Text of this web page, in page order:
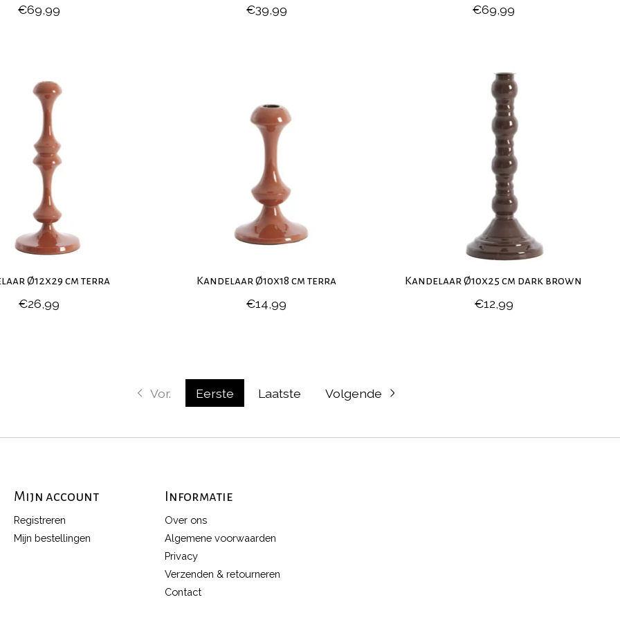
€69,99 €39,99 €69,99
Ø12x29 cm terra
€26,99
Kandelaar Ø10x18 cm terra
€14,99
Kandelaar Ø10x25 cm dark brown
€12,99
Vor. Eerste Laatste Volgende
Mijn account
Registreren
Mijn bestellingen
Informatie
Over ons
Algemene voorwaarden
Privacy
Verzenden & retourneren
Contact